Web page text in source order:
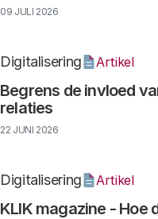
09 JULI 2026
Begrens de invloed
relaties
Digitalisering Artikel
22 JUNI 2026
KLIK magazine - Hoe
Digitalisering Artikel